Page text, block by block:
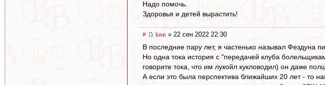
Надо помочь.
Здоровья и детей вырастить!
# knn » 22 сен 2022 22:30
В последние пару лет, я частенько называл Фездуна
Но одна тока история с "передачей клуба
говорите тока, что им лукойл кукловодил) он даже
А если это была перспектива ближайших 20 лет - то